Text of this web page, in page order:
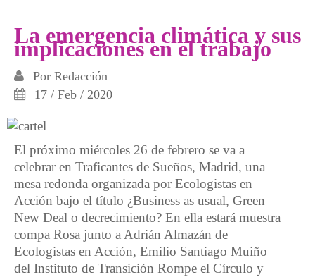
La emergencia climática y sus
implicaciones en el trabajo
Por Redacción
17 / Feb / 2020
El próximo miércoles 26 de febrero se va a
celebrar en Traficantes de Sueños, Madrid, una
mesa redonda organizada por Ecologistas en
Acción bajo el título ¿Business as usual, Green
New Deal o decrecimiento? En ella estará muestra
compa Rosa junto a Adrián Almazán de
Ecologistas en Acción, Emilio Santiago Muiño
del Instituto de Transición Rompe el Círculo y